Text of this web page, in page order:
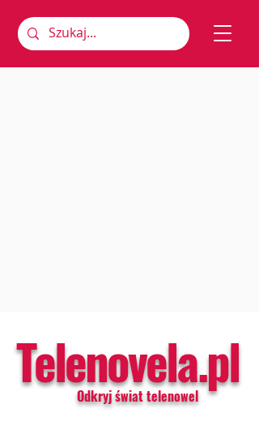
Telenovela.pl
Odkryj świat telenowel